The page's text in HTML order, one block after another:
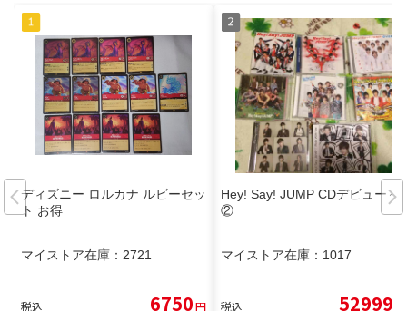
ディズニー ロルカナ ルビーセッ
ト お得
マイストア在庫： 2721
税込 6750円
Hey! Say! JUMP CDデビュー～
②
マイストア在庫： 1017
税込 52999